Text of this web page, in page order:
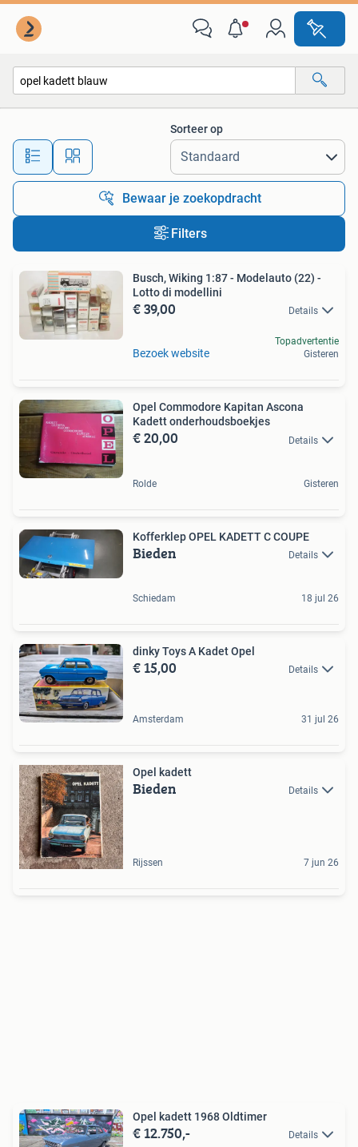
Alle afstanden…
Sorteer op
Bewaar je zoekopdracht
Filters
Busch, Wiking 1:87 - Modelauto (22) -
Lotto di modellini
€ 39,00 Details
Bezoek website
Topadvertentie
Gisteren
Opel Commodore Kapitan Ascona
Kadett onderhoudsboekjes
€ 20,00 Details
Rolde Gisteren
Kofferklep OPEL KADETT C COUPE
Bieden Details
Schiedam 18 jul 26
dinky Toys A Kadet Opel
€ 15,00 Details
Amsterdam 31 jul 26
Opel kadett
Bieden Details
Rijssen 7 jun 26
Opel kadett 1968 Oldtimer
€ 12.750,- Details